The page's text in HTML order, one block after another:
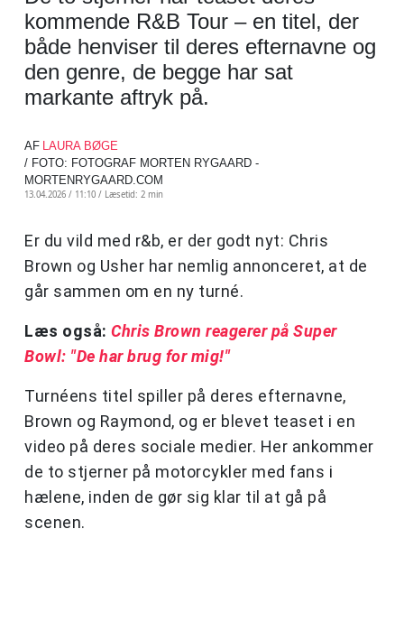
kommende R&B Tour – en titel, der
både henviser til deres efternavne og
den genre, de begge har sat
markante aftryk på.
AF LAURA BØGE
/ FOTO: FOTOGRAF MORTEN RYGAARD -
MORTENRYGAARD.COM
13.04.2026 / 11:10 / Læsetid: 2 min
Er du vild med r&b, er der godt nyt: Chris
Brown og Usher har nemlig annonceret, at de
går sammen om en ny turné.
Læs også: Chris Brown reagerer på Super
Bowl: "De har brug for mig!"
Turnéens titel spiller på deres efternavne,
Brown og Raymond, og er blevet teaset i en
video på deres sociale medier. Her ankommer
de to stjerner på motorcykler med fans i
hælene, inden de gør sig klar til at gå på
scenen.